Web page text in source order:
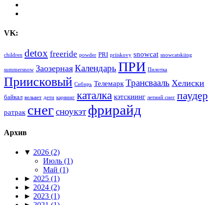
VK:
children detox freeride powder PRI priiskovy snowcat snowcatskiing
summersnow Заозерная Календарь ПРИ Пилотка
Приисковый Сибирь Телемарк Трансвааль Хелиски
байкал вельвет дети карвинг каталка кэтскиинг летний снег паудер
ратрак снегсноукэт фрирайд
Архив
▼ 2026 (2)
Июль (1)
Май (1)
► 2025 (1)
► 2024 (2)
► 2023 (1)